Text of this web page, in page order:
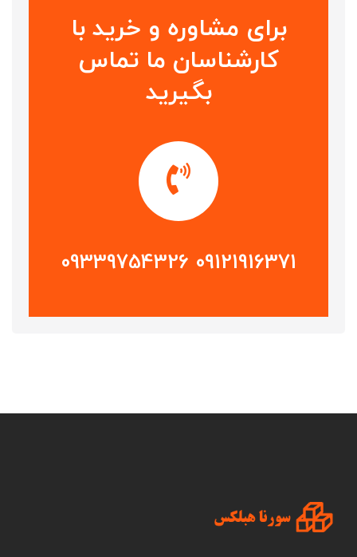
برای مشاوره و خرید با
کارشناسان ما تماس
بگیرید
09121916371 09339754326